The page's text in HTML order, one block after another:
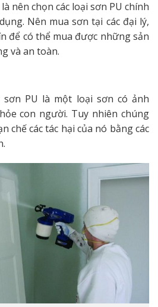
nên chọn các loại sơn PU chính
Nên mua sơn tại các đại lý,
để có thể mua được những sản
và an toàn.
PU là một loại sơn có ảnh
con người. Tuy nhiên chúng
chế các tác hại của nó bằng các